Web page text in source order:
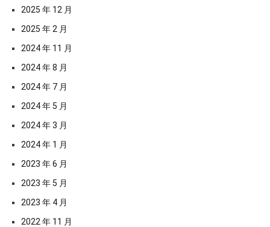
2025 年 12 月
2025 年 2 月
2024 年 11 月
2024 年 8 月
2024 年 7 月
2024 年 5 月
2024 年 3 月
2024 年 1 月
2023 年 6 月
2023 年 5 月
2023 年 4 月
2022 年 11 月